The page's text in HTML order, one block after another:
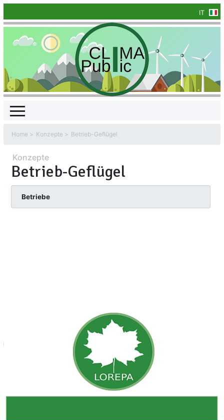
IT
Home Konzepte Betrieb-Geflügel
Konzepte
Betrieb-Geflügel
Betriebe